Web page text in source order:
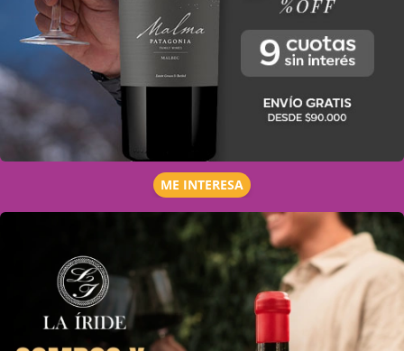
ME INTERESA